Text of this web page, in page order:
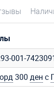
001-
300 ден с